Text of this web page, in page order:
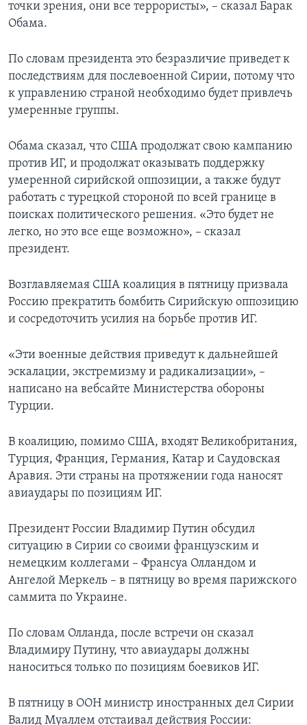
точки зрения, они все террористы», – сказал Барак
Обама.
По словам президента это безразличие приведет к
последствиям для послевоенной Сирии, потому что
к управлению страной необходимо будет привлечь
умеренные группы.
Обама сказал, что США продолжат свою кампанию
против ИГ, и продолжат оказывать поддержку
умеренной сирийской оппозиции, а также будут
работать с турецкой стороной по всей границе в
поисках политического решения. «Это будет не
легко, но это все еще возможно», – сказал
президент.
Возглавляемая США коалиция в пятницу призвала
Россию прекратить бомбить Сирийскую оппозицию
и сосредоточить усилия на борьбе против ИГ.
«Эти военные действия приведут к дальнейшей
эскалации, экстремизму и радикализации», –
написано на вебсайте Министерства обороны
Турции.
В коалицию, помимо США, входят Великобритания,
Турция, Франция, Германия, Катар и Саудовская
Аравия. Эти страны на протяжении года наносят
авиаудары по позициям ИГ.
Президент России Владимир Путин обсудил
ситуацию в Сирии со своими французским и
немецким коллегами – Франсуа Олландом и
Ангелой Меркель – в пятницу во время парижского
саммита по Украине.
По словам Олланда, после встречи он сказал
Владимиру Путину, что авиаудары должны
наноситься только по позициям боевиков ИГ.
В пятницу в ООН министр иностранных дел Сирии
Валид Муаллем отстаивал действия России: